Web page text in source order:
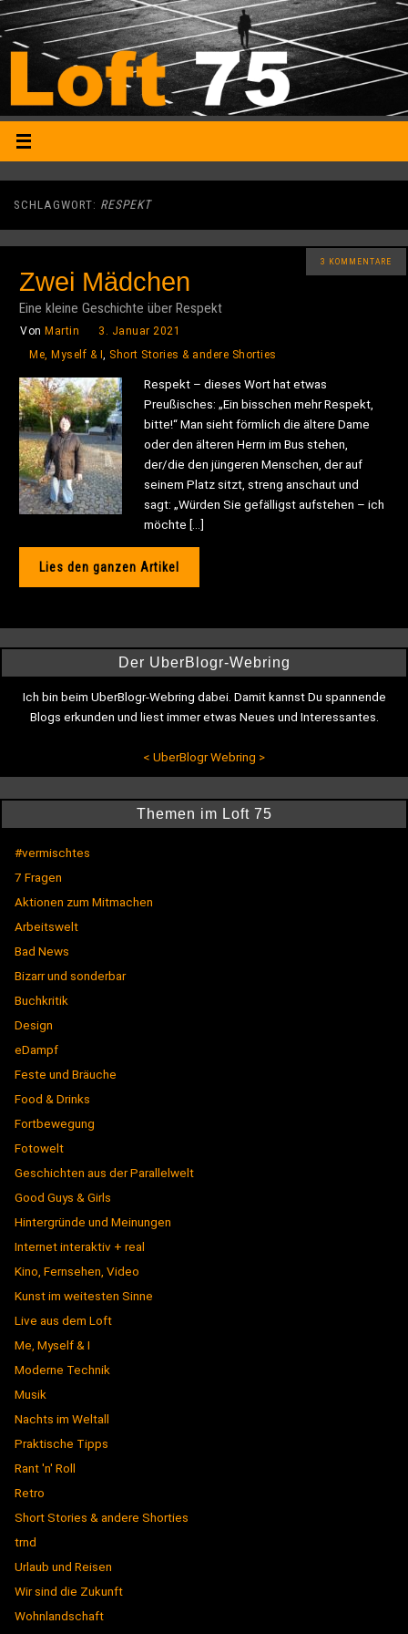
SCHLAGWORT: RESPEKT
3 KOMMENTARE
Zwei Mädchen
Eine kleine Geschichte über Respekt
Von Martin
3. Januar 2021
Me, Myself & I, Short Stories & andere Shorties
Respekt – dieses Wort hat etwas
Preußisches: „Ein bisschen mehr Respekt,
bitte!“ Man sieht förmlich die ältere Dame
oder den älteren Herrn im Bus stehen,
der/die den jüngeren Menschen, der auf
seinem Platz sitzt, streng anschaut und
sagt: „Würden Sie gefälligst aufstehen – ich
möchte […]
Lies den ganzen Artikel
Der UberBlogr-Webring
Ich bin beim UberBlogr-Webring dabei. Damit kannst Du spannende
Blogs erkunden und liest immer etwas Neues und Interessantes.
< UberBlogr Webring >
Themen im Loft 75
#vermischtes
7 Fragen
Aktionen zum Mitmachen
Arbeitswelt
Bad News
Bizarr und sonderbar
Buchkritik
Design
eDampf
Feste und Bräuche
Food & Drinks
Fortbewegung
Fotowelt
Geschichten aus der Parallelwelt
Good Guys & Girls
Hintergründe und Meinungen
Internet interaktiv + real
Kino, Fernsehen, Video
Kunst im weitesten Sinne
Live aus dem Loft
Me, Myself & I
Moderne Technik
Musik
Nachts im Weltall
Praktische Tipps
Rant 'n' Roll
Retro
Short Stories & andere Shorties
trnd
Urlaub und Reisen
Wir sind die Zukunft
Wohnlandschaft